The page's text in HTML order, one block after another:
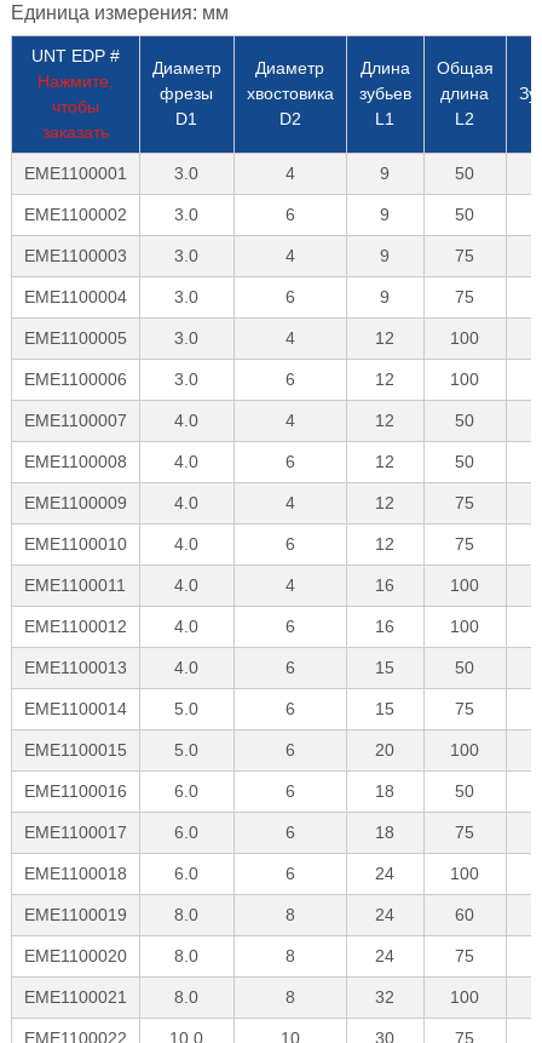
Единица измерения: мм
UNT EDP #
Нажмите,
чтобы
заказать
Диаметр
фрезы
D1
Диаметр
хвостовика
D2
Длина
зубьев
L1
Общая
длина
L2
EME1100001 3.0 4 9 50
EME1100002 3.0 6 9 50
EME1100003 3.0 4 9 75
EME1100004 3.0 6 9 75
EME1100005 3.0 4 12 100
EME1100006 3.0 6 12 100
EME1100007 4.0 4 12 50
EME1100008 4.0 6 12 50
EME1100009 4.0 4 12 75
EME1100010 4.0 6 12 75
EME1100011 4.0 4 16 100
EME1100012 4.0 6 16 100
EME1100013 4.0 6 15 50
EME1100014 5.0 6 15 75
EME1100015 5.0 6 20 100
EME1100016 6.0 6 18 50
EME1100017 6.0 6 18 75
EME1100018 6.0 6 24 100
EME1100019 8.0 8 24 60
EME1100020 8.0 8 24 75
EME1100021 8.0 8 32 100
EME1100022 10.0 10 30 75